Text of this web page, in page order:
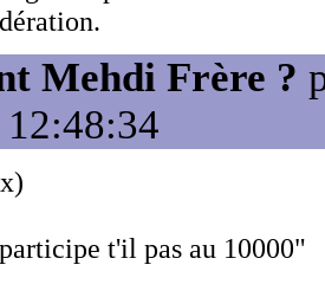
Mehdi Frère ?
t'il pas au 10000"